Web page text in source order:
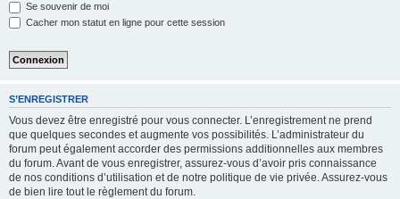
Se souvenir de moi
Cacher mon statut en ligne pour cette session
S’ENREGISTRER
Vous devez être enregistré pour vous connecter. L’enregistrement ne prend
que quelques secondes et augmente vos possibilités. L’administrateur du
forum peut également accorder des permissions additionnelles aux membres
du forum. Avant de vous enregistrer, assurez-vous d’avoir pris connaissance
de nos conditions d’utilisation et de notre politique de vie privée. Assurez-vous
de bien lire tout le règlement du forum.